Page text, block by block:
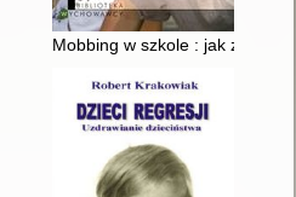
problemową : perspektywa
Mobbing w szkole : jak